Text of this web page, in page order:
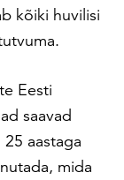
kõiki huvilisi
Eesti
saavad
aastaga
mida